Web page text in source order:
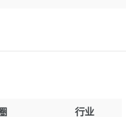
行业